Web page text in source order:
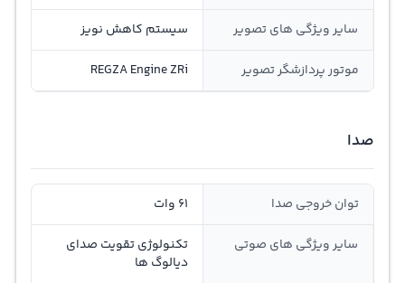
سایر ویژگی های تصویر سیستم کاهش نویز
موتور پردازشگر تصویر REGZA Engine ZRi
صدا
توان خروجی صدا 61 وات
سایر ویژگی های صوتی
تکنولوژی تقویت صدای
دیالوگ ها